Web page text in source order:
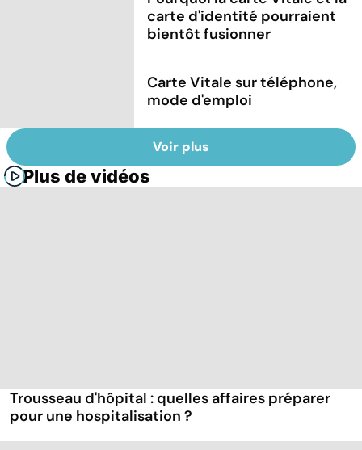
carte d'identité pourraient
bientôt fusionner
Carte Vitale sur téléphone,
mode d'emploi
Voir plus
Plus de vidéos
Trousseau d'hôpital : quelles affaires préparer
pour une hospitalisation ?